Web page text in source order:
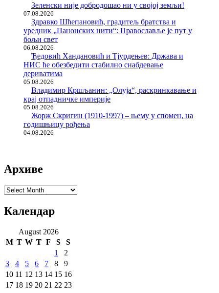
Зеленски није добродошао ни у својој земљи!
07.08.2026
Здравко Шћепановић, градитељ братства и
уредник „Панонских нити“: Православље је пут у
бољи свет
06.08.2026
Ђедовић Хандановић и Тјурдењев: Држава и
НИС ће обезбедити стабилно снабдевање
дериватима
05.08.2026
Владимир Кршљанин: „Олуја“, раскринкавање и
крај отпадничке империје
05.08.2026
Жорж Скригин (1910-1997) – њему у спомен, на
годишњицу рођења
04.08.2026
Архиве
Архиве
Календар
August 2026
M T W T F S
S
1
2
3
4 5 6 7 8
9
10 11 12 13 14 15 16
17 18 19 20 21 22 23